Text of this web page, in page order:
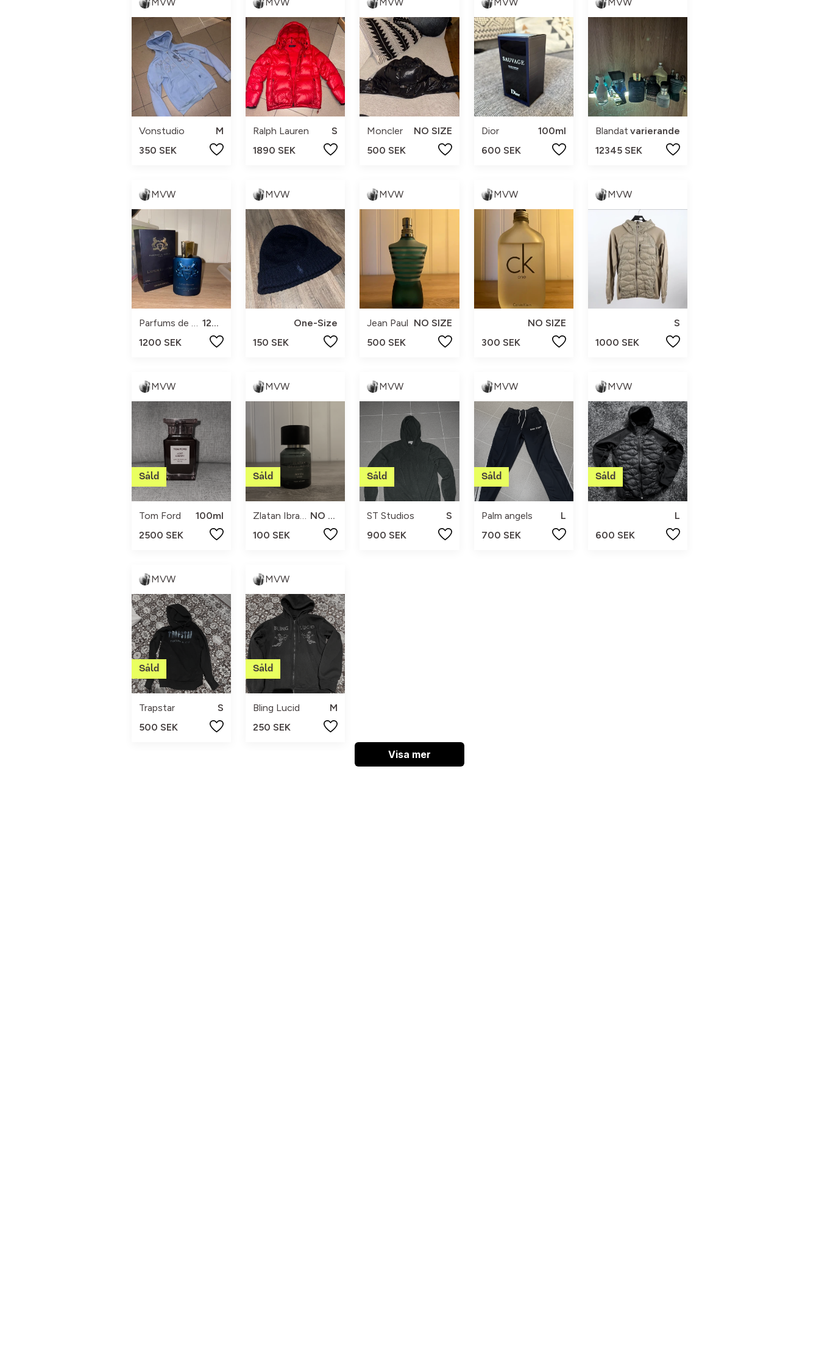
Vonstudio
M
350 SEK
Ralph Lauren
S
1890 SEK
Moncler
NO SIZE
500 SEK
Dior
100ml
600 SEK
Blandat varierande
12345 SEK
MVW
Parfums de Marly
125ml
1200 SEK
MVW
One-Size
150 SEK
MVW
Jean Paul NO SIZE
500 SEK
MVW
NO SIZE
300 SEK
MVW
S
1000 SEK
MVW
Tom Ford
100ml
2500 SEK
MVW
NO SIZE
100 SEK
MVW
ST Studios
S
900 SEK
MVW
Palm angels
L
700 SEK
MVW
L
600 SEK
MVW
Trapstar
S
500 SEK
MVW
Bling Lucid
M
250 SEK
Visa mer